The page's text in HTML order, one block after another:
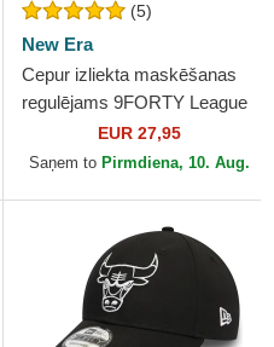
(5)
New Era
Cepur izliekta maskēšanas
regulējams 9FORTY League
Essential no New York
Yankees MLB no New Era
EUR 27,95
Saņem to Pirmdiena, 10. Aug.